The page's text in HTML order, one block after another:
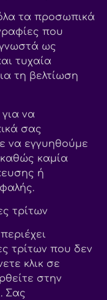
τα προσωπικά
που
ως
τυχαία
τη βελτίωση
να
σας
να εγγυηθούμε
καμία
ή
τρίτων
τρίτων που δεν
κλικ σε
στην
Σας